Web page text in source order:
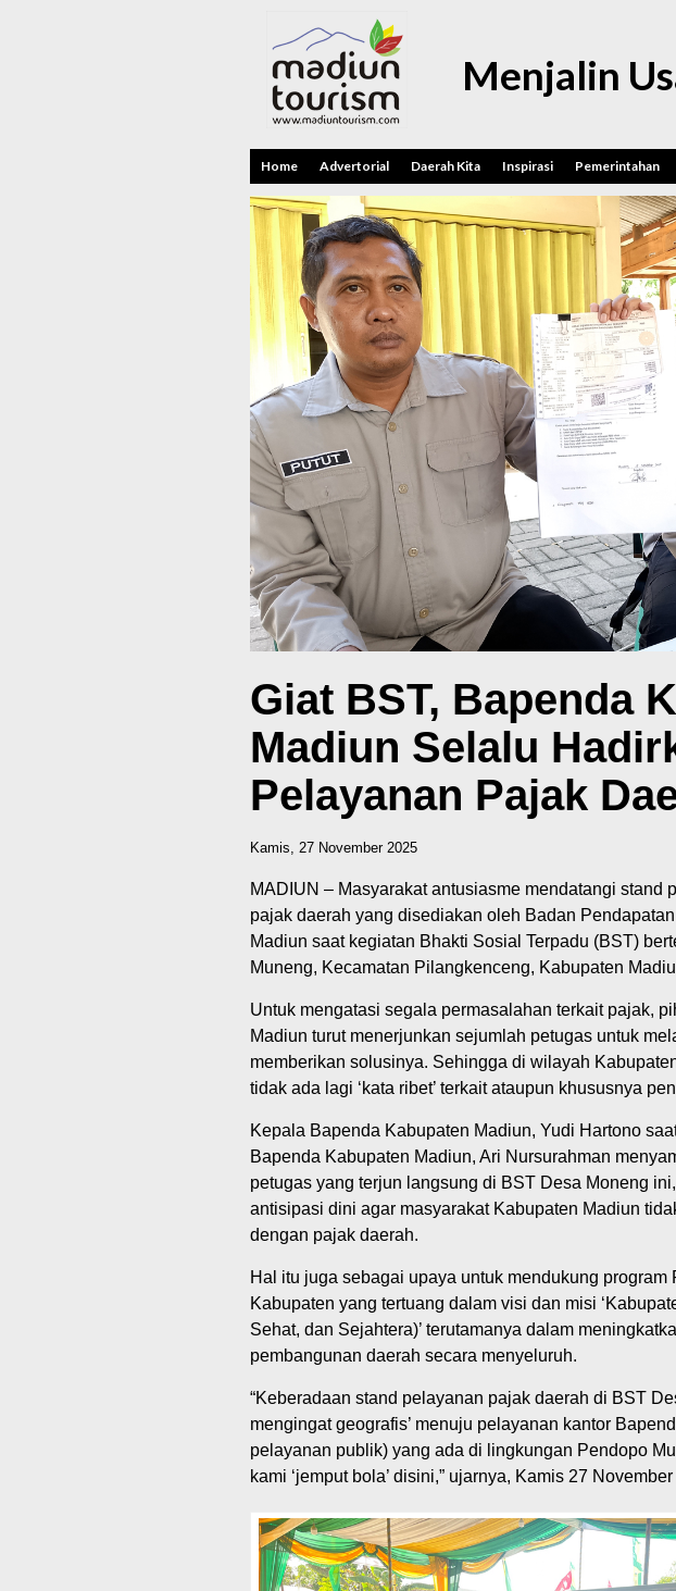
Menjalin
Home Advertorial Daerah Kita Inspirasi Pemerintahan
Giat BST, Bapenda
Madiun Selalu
Pelayanan Pajak
Kamis, 27 November 2025
MADIUN – Masyarakat antusiasme mendatangi stand
pajak daerah yang disediakan oleh Badan
Madiun saat kegiatan Bhakti Sosial Terpadu (BST)
Muneng, Kecamatan Pilangkenceng, Kabupaten
Untuk mengatasi segala permasalahan terkait pajak,
Madiun turut menerjunkan sejumlah petugas untuk
memberikan solusinya. Sehingga di wilayah
tidak ada lagi ‘kata ribet’ terkait ataupun khususnya
Kepala Bapenda Kabupaten Madiun, Yudi Hartono
Bapenda Kabupaten Madiun, Ari Nursurahman
petugas yang terjun langsung di BST Desa Moneng
antisipasi dini agar masyarakat Kabupaten Madiun
dengan pajak daerah.
Hal itu juga sebagai upaya untuk mendukung program
Kabupaten yang tertuang dalam visi dan misi
Sehat, dan Sejahtera)’ terutamanya dalam
pembangunan daerah secara menyeluruh.
“Keberadaan stand pelayanan pajak daerah di BST
mengingat geografis’ menuju pelayanan kantor
pelayanan publik) yang ada di lingkungan Pendopo
kami ‘jemput bola’ disini,” ujarnya, Kamis 27